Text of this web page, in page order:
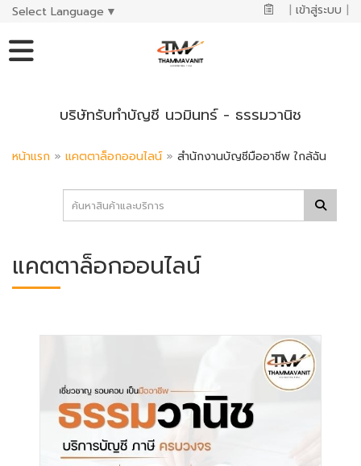
Select Language ▼ | เข้าสู่ระบบ |
บริษัทรับทำบัญชี นวมินทร์ - ธรรมวานิช
หน้าแรก » แคตตาล็อกออนไลน์ » สำนักงานบัญชีมืออาชีพ ใกล้ฉัน
แคตตาล็อกออนไลน์